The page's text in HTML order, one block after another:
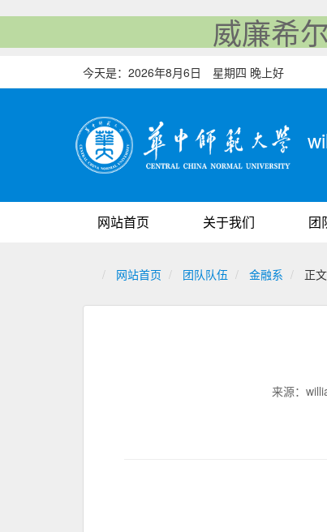
威廉希
今天是： 2026年8月6日 星期四 晚上好
网站首页 关于我们 团
网站首页 团队队伍 金融系 正文
来源：